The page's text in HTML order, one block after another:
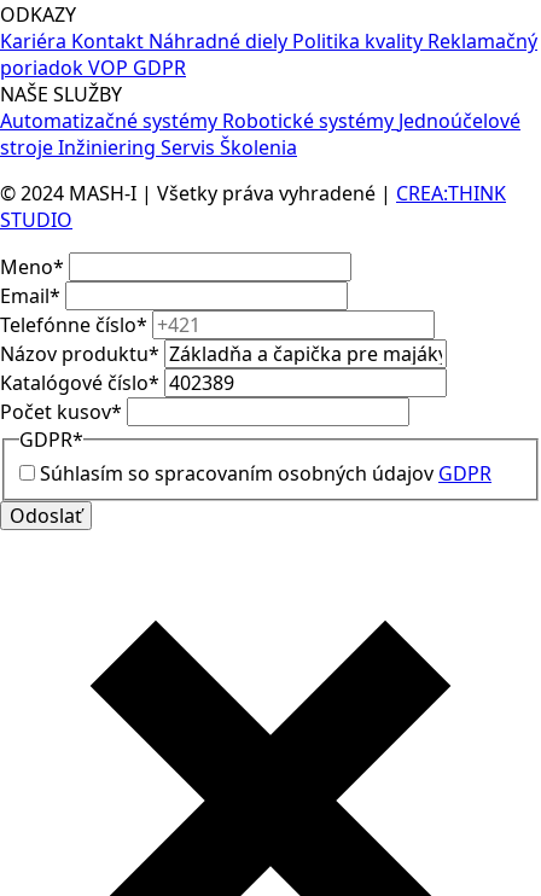
ODKAZY
Kariéra Kontakt Náhradné diely Politika kvality Reklamačný
poriadokVOP GDPR
NAŠE SLUŽBY
Automatizačné systémy Robotické systémy Jednoúčelové
strojeInžiniering Servis Školenia
© 2024 MASH-I | Všetky práva vyhradené | CREA:THINK
STUDIO
Meno*
Email*
Telefónne číslo*
Názov produktu*
Katalógové číslo*
Počet kusov*
GDPR*
Súhlasím so spracovaním osobných údajov GDPR
Odoslať